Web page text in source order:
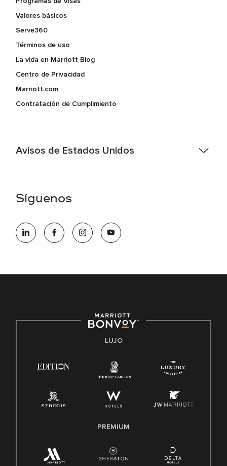
Valores básicos
Serve360
Términos de uso
La vida en Marriott Blog
Centro de Privacidad
Marriott.com
Contratación de Cumplimiento
Avisos de Estados Unidos
electrónico hqaffirmativeaction@marriott.com
oportunidades que se compromete a contratar una fuerza
de trabajo diversa y a mantener una cultura inclusiva.
Derecho a trabajar inglés/español
Conozca sus derechos
Ley de licencia familiar y médica (FMLA)
Síguenos
LUJO
PREMIUM